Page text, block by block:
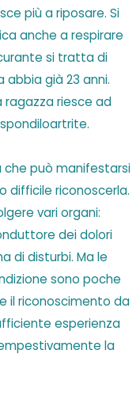
più a riposare. Si
anche a respirare
si tratta di
abbia già 23 anni.
ragazza riesce ad
può manifestarsi
difficile riconoscerla.
vari organi:
dei dolori
di disturbi. Ma le
sono poche
il riconoscimento da
esperienza
la